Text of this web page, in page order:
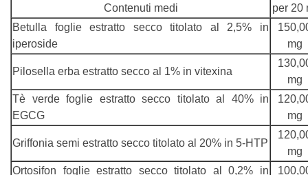
Contenuti medi
per 20
Betulla foglie estratto secco titolato al 2,5% in
iperoside
mg
Pilosella erba estratto secco al 1% in vitexina
mg
Tè verde foglie estratto secco titolato al 40% in
EGCG
mg
Griffonia semi estratto secco titolato al 20% in 5-HTP
mg
Ortosifon foglie estratto secco titolato al 0,2% in